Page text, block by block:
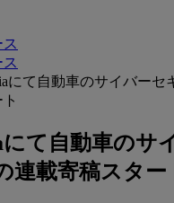
にて自動車のサイバーセ
て自動車のサ
連載寄稿スター